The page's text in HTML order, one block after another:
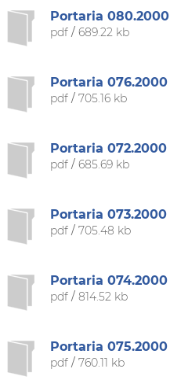
Portaria 080.2000
pdf/ 689.22 kb
Portaria 076.2000
pdf/ 705.16 kb
Portaria 072.2000
pdf/ 685.69 kb
Portaria 073.2000
pdf/ 705.48 kb
Portaria 074.2000
pdf/ 814.52 kb
Portaria 075.2000
pdf/ 760.11 kb